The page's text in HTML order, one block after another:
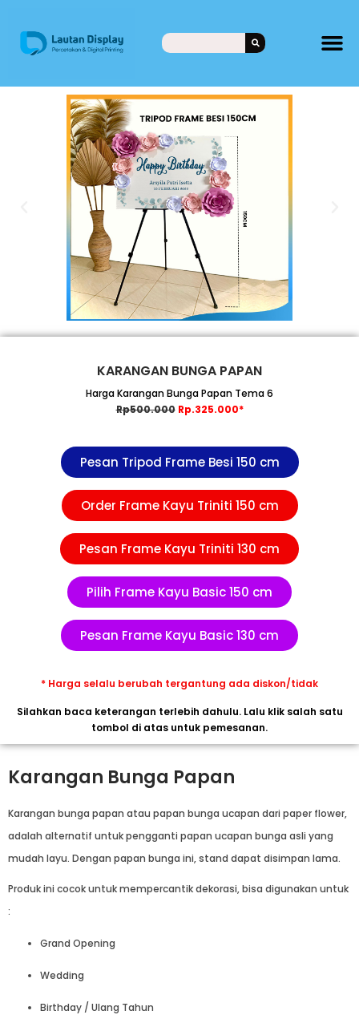
KARANGAN BUNGA PAPAN
Harga Karangan Bunga Papan Tema 6
Rp500.000Rp.325.000*
Pesan Tripod Frame Besi 150 cm
Order Frame Kayu Triniti 150 cm
Pesan Frame Kayu Triniti 130 cm
Pilih Frame Kayu Basic 150 cm
Pesan Frame Kayu Basic 130 cm
* Harga selalu berubah tergantung ada diskon/tidak
Silahkan baca keterangan terlebih dahulu. Lalu klik salah satu
tombol di atas untuk pemesanan.
Karangan Bunga Papan
Karangan bunga papan atau papan bunga ucapan dari paper flower,
adalah alternatif untuk pengganti papan ucapan bunga asli yang
mudah layu. Dengan papan bunga ini, stand dapat disimpan lama.
Produk ini cocok untuk mempercantik dekorasi, bisa digunakan untuk
:
Grand Opening
Wedding
Birthday / Ulang Tahun